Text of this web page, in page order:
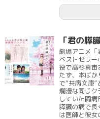
「君の膵
劇場アニメ「
ベストセラー
役で高杉真宙
たず、本ば
で“共病文庫
爛漫な同じク
していた闘
膵臓の病で長
は医師と彼女